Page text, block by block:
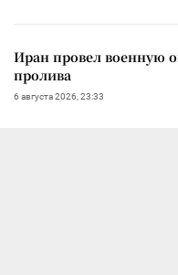
Иран провел военную
пролива
6 августа 2026, 23:33